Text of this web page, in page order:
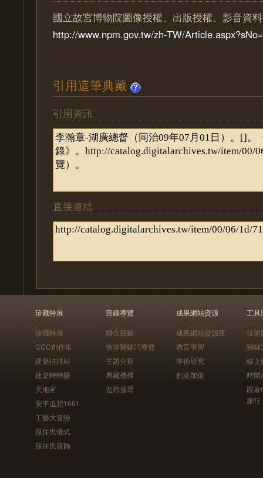
國立故宮博物院圖像授權、出版授權、影音資
http://www.npm.gov.tw/zh-TW/
引用這筆典藏
引用資訊
直接連結
珍藏特展
珍藏特展
CCC創作集
建築排排站
建築轉轉樂
天地宮
安平追想1661
工藝大冒險
原住民儀式
原住民服飾
目錄導覽
聯合目錄
快速關鍵詞導覽
主題分類
典藏機構
進階搜尋
成果網站資源
成果網站資源庫
教育學習
學術研究
創意加值
工具
技術
關鍵
線上
時間
跟
旅行